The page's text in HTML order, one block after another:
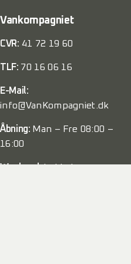
Vankompagniet
CVR: 41 72 19 60
TLF: 70 16 06 16
E-Mail:
info@VanKompagniet.dk
Åbning: Man – Fre 08:00 –
16:00
Weekend:Lukket